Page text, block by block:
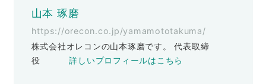
山本 琢磨
https://orecon.co.jp/yamamototakuma/
株式会社オレコンの山本琢磨です。 代表取締
役詳しいプロフィールはこちら